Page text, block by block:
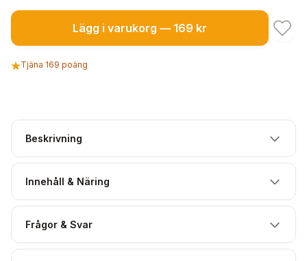
Lägg i varukorg — 169 kr
Tjäna 169 poäng
Beskrivning
Innehåll & Näring
Frågor & Svar